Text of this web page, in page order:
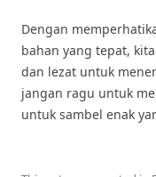
Dengan
bahan yang tepat,
dan lezat untuk
jangan ragu untuk
untuk sambel enak